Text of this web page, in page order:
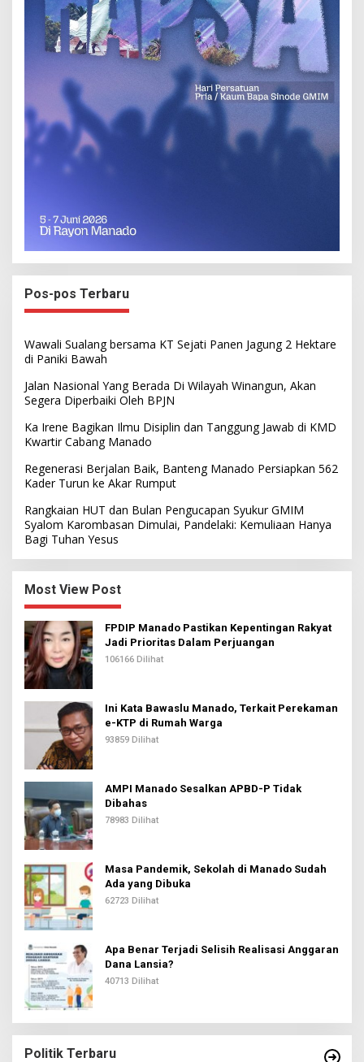
Pos-pos Terbaru
Wawali Sualang bersama KT Sejati Panen Jagung 2 Hektare
di Paniki Bawah
Jalan Nasional Yang Berada Di Wilayah Winangun, Akan
Segera Diperbaiki Oleh BPJN
Ka Irene Bagikan Ilmu Disiplin dan Tanggung Jawab di KMD
Kwartir Cabang Manado
Regenerasi Berjalan Baik, Banteng Manado Persiapkan 562
Kader Turun ke Akar Rumput
Rangkaian HUT dan Bulan Pengucapan Syukur GMIM
Syalom Karombasan Dimulai, Pandelaki: Kemuliaan Hanya
Bagi Tuhan Yesus
Most View Post
FPDIP Manado Pastikan Kepentingan Rakyat
Jadi Prioritas Dalam Perjuangan
106166 Dilihat
Ini Kata Bawaslu Manado, Terkait Perekaman
e-KTP di Rumah Warga
93859 Dilihat
AMPI Manado Sesalkan APBD-P Tidak
Dibahas
78983 Dilihat
Masa Pandemik, Sekolah di Manado Sudah
Ada yang Dibuka
62723 Dilihat
Apa Benar Terjadi Selisih Realisasi Anggaran
Dana Lansia?
40713 Dilihat
Politik Terbaru